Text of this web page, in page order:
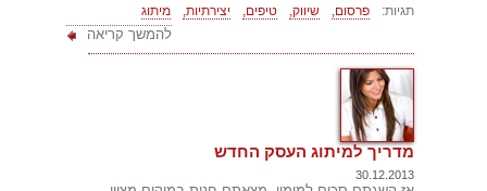
תגיות: פרסום, שיווק, טיפים, יצירתיות, מיתוג
להמשך קריאה
מדריך למיתוג העסק החדש
30.12.2013